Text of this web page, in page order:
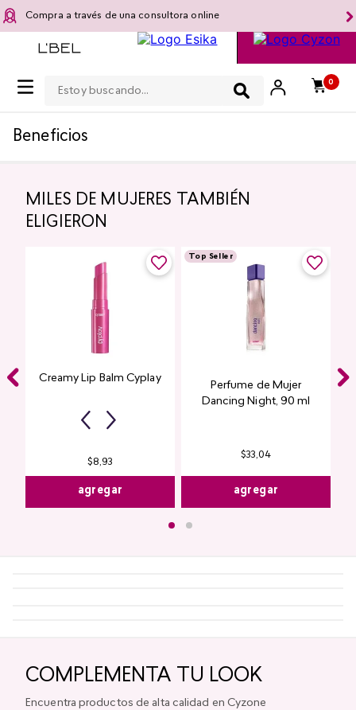
Compra a través de una consultora online
0
Beneficios
MILES DE MUJERES TAMBIÉN
ELIGIERON
Creamy Lip Balm Cyplay
$8,93
agregar
Top Seller
Perfume de Mujer
Dancing Night, 90 ml
$33,04
agregar
COMPLEMENTA TU LOOK
Encuentra productos de alta calidad en Cyzone